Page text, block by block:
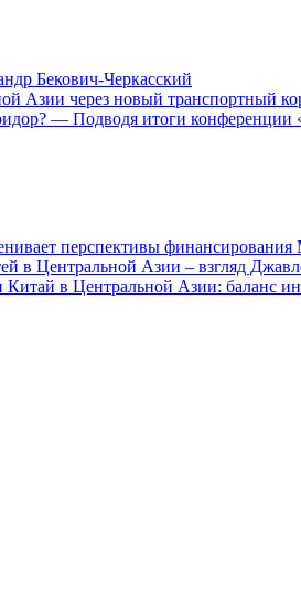
Бекович-Черкасский
Азии через новый транспортный
— Подводя итоги конференции
перспективы
в Центральной Азии – взгляд
Китай в Центральной Азии: баланс